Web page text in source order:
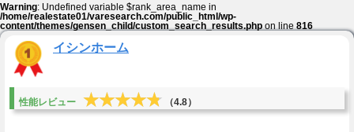
Warning: Undefined variable $rank_area_name in
/home/realestate01/varesearch.com/public_html/wp-
content/themes/gensen_child/custom_search_results.phpon line816
イシンホーム
性能レビュー ★★★★★
★★★★★ （4.8）